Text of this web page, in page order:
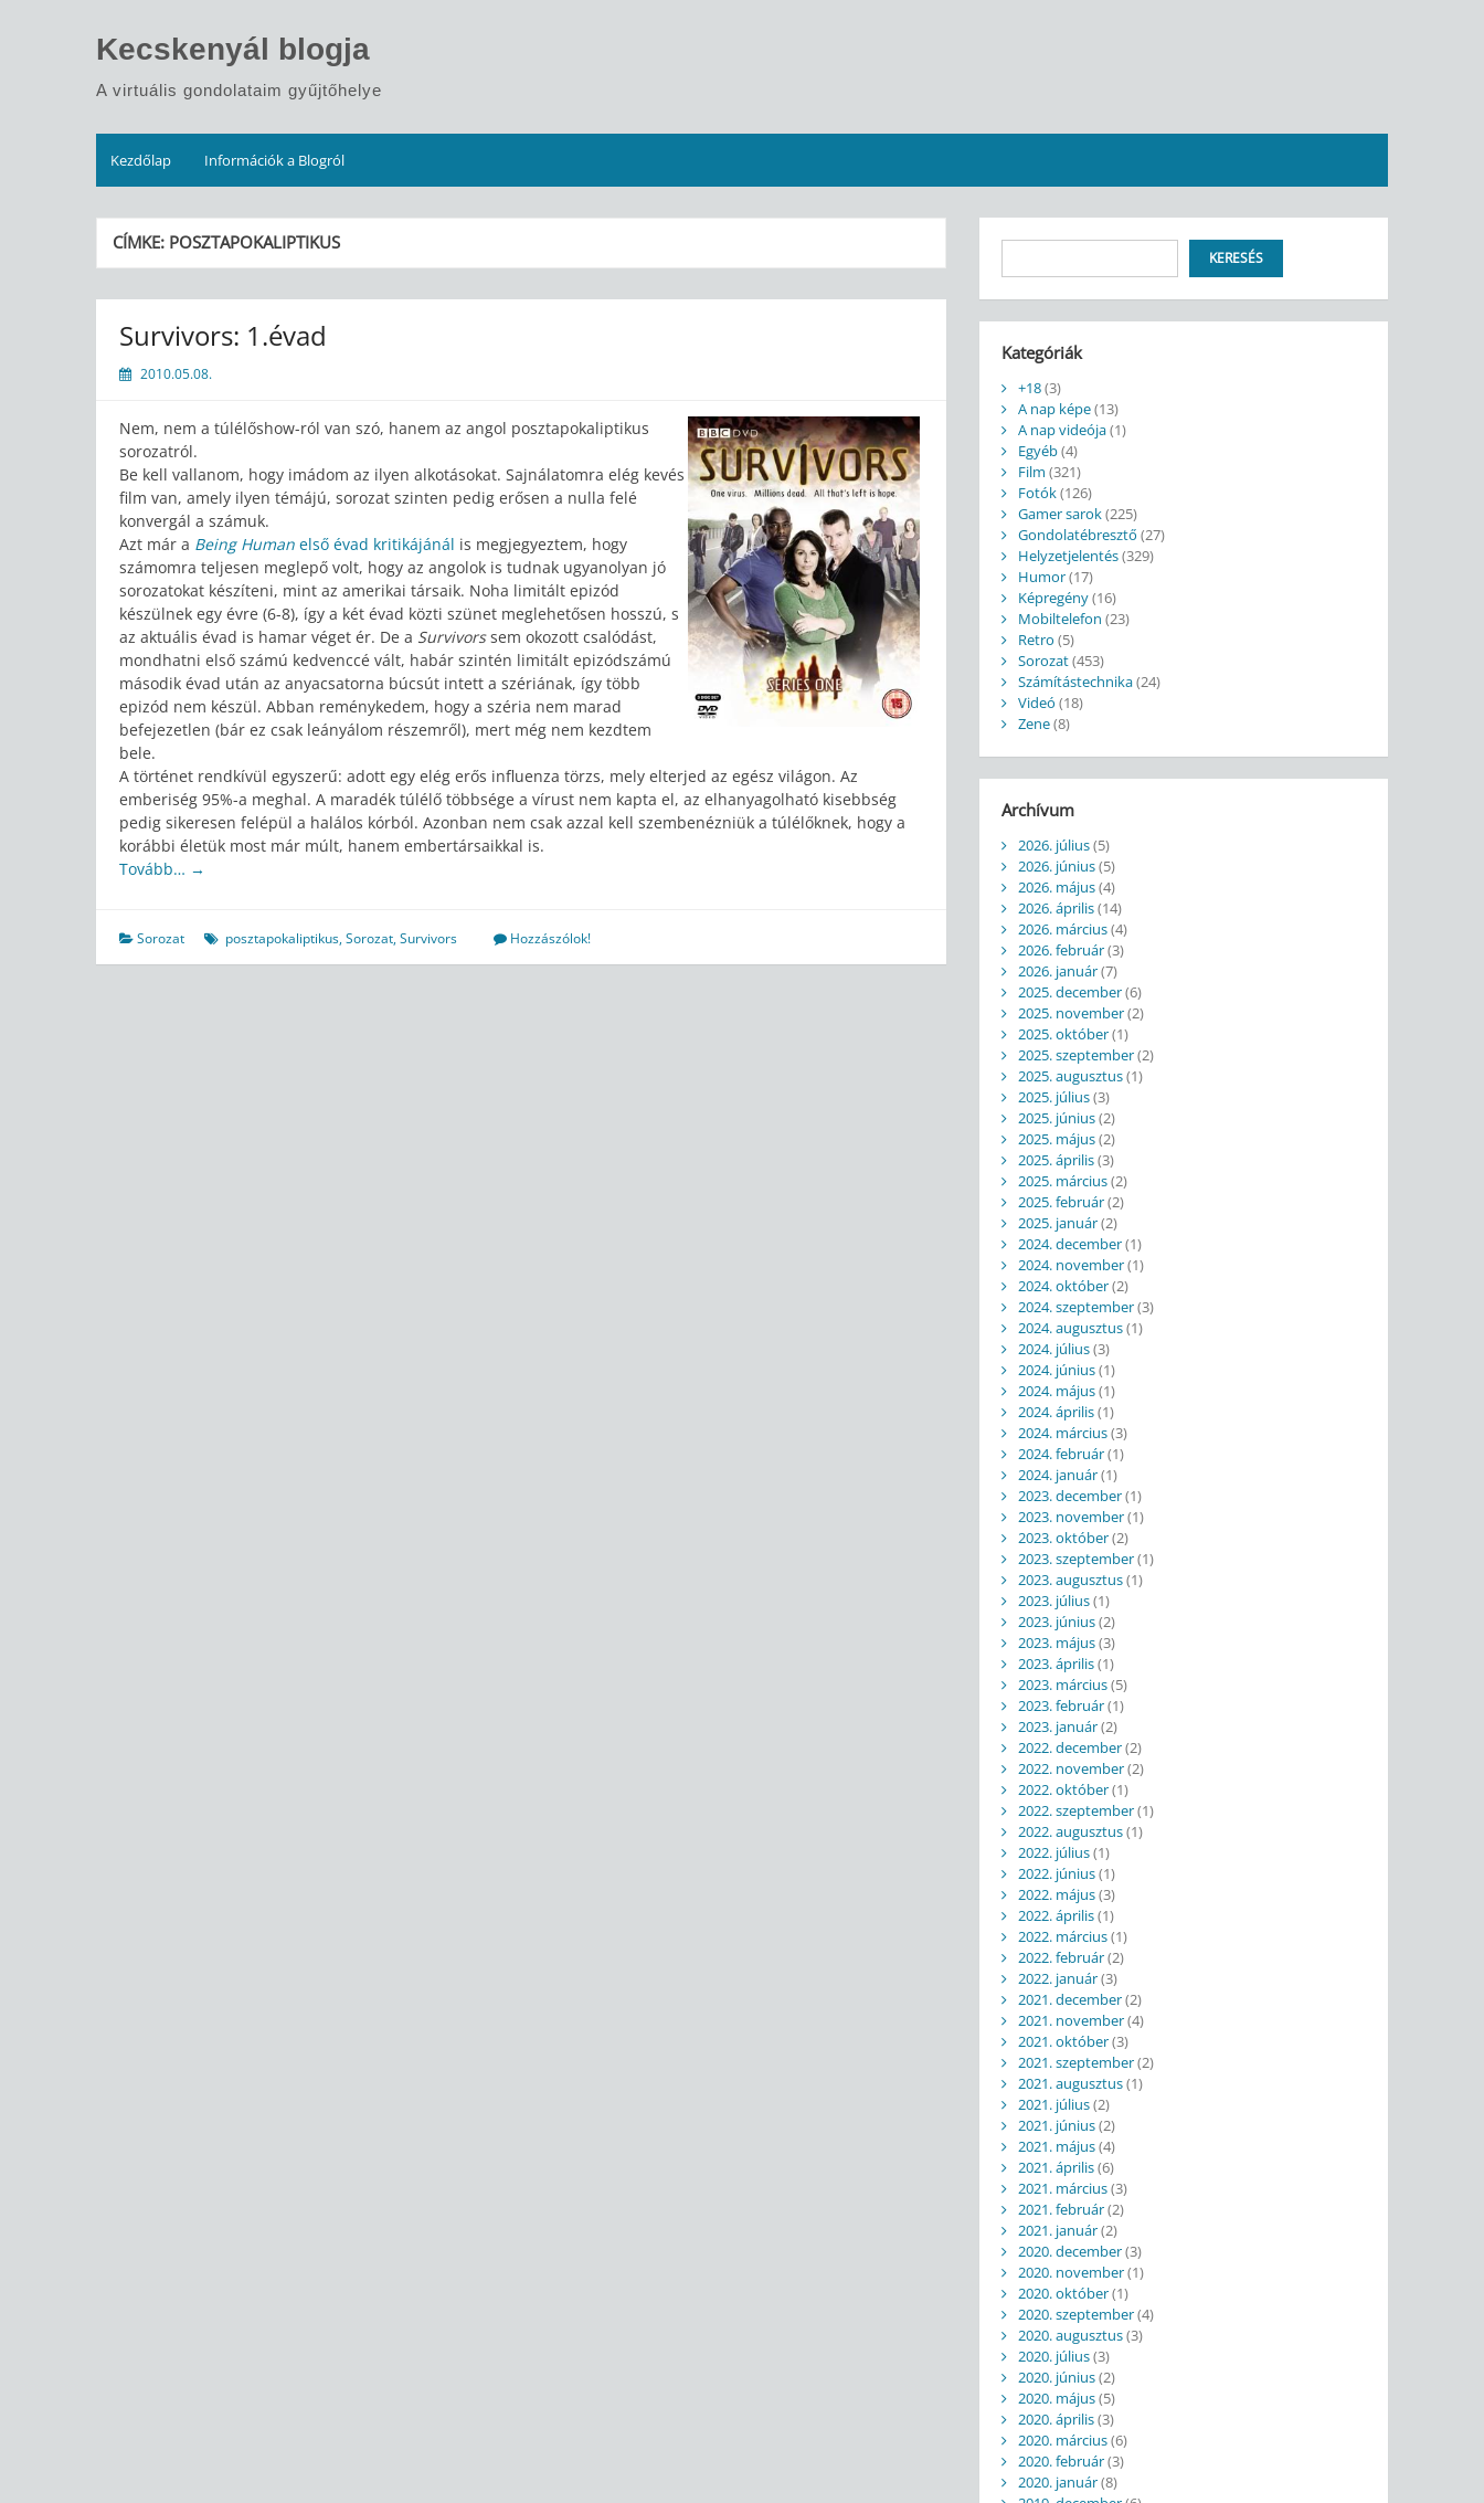
Kecskenyál blogja
A virtuális gondolataim gyűjtőhelye
Kezdőlap Információk a Blogról
CÍMKE: POSZTAPOKALIPTIKUS
Survivors: 1.évad
2010.05.08.
Nem, nem a túlélőshow-ról van szó, hanem az angol posztapokaliptikus
sorozatról.
Be kell vallanom, hogy imádom az ilyen alkotásokat. Sajnálatomra elég kevés
film van, amely ilyen témájú, sorozat szinten pedig erősen a nulla felé
konvergál a számuk.
Azt már a Being Human első évad kritikájánál is megjegyeztem, hogy
számomra teljesen meglepő volt, hogy az angolok is tudnak ugyanolyan jó
sorozatokat készíteni, mint az amerikai társaik. Noha limitált epizód
készülnek egy évre (6-8), így a két évad közti szünet meglehetősen hosszú, s
az aktuális évad is hamar véget ér. De a Survivorssem okozott csalódást,
mondhatni első számú kedvenccé vált, habár szintén limitált epizódszámú
második évad után az anyacsatorna búcsút intett a szériának, így több
epizód nem készül. Abban reménykedem, hogy a széria nem marad
befejezetlen (bár ez csak leányálom részemről), mert még nem kezdtem
bele.
A történet rendkívül egyszerű: adott egy elég erős influenza törzs, mely elterjed az egész világon. Az
emberiség 95%-a meghal. A maradék túlélő többsége a vírust nem kapta el, az elhanyagolható kisebbség
pedig sikeresen felépül a halálos kórból. Azonban nem csak azzal kell szembenézniük a túlélőknek, hogy a
korábbi életük most már múlt, hanem embertársaikkal is.
Tovább… →
Sorozat posztapokaliptikus,Sorozat,Survivors Hozzászólok!
KERESÉS
Kategóriák
+18(3)
A nap képe(13)
A nap videója(1)
Egyéb(4)
Film (321)
Fotók(126)
Gamer sarok(225)
Gondolatébresztő (27)
Helyzetjelentés(329)
Humor(17)
Képregény(16)
Mobiltelefon (23)
Retro (5)
Sorozat(453)
Számítástechnika(24)
Videó (18)
Zene(8)
Archívum
2026. július(5)
2026. június(5)
2026. május(4)
2026. április(14)
2026. március(4)
2026. február(3)
2026. január(7)
2025. december(6)
2025. november(2)
2025. október(1)
2025. szeptember(2)
2025. augusztus(1)
2025. július(3)
2025. június(2)
2025. május(2)
2025. április(3)
2025. március(2)
2025. február(2)
2025. január(2)
2024. december(1)
2024. november(1)
2024. október(2)
2024. szeptember(3)
2024. augusztus(1)
2024. július(3)
2024. június(1)
2024. május(1)
2024. április(1)
2024. március(3)
2024. február(1)
2024. január(1)
2023. december(1)
2023. november(1)
2023. október(2)
2023. szeptember(1)
2023. augusztus(1)
2023. július(1)
2023. június(2)
2023. május(3)
2023. április(1)
2023. március(5)
2023. február(1)
2023. január(2)
2022. december(2)
2022. november(2)
2022. október(1)
2022. szeptember(1)
2022. augusztus(1)
2022. július(1)
2022. június(1)
2022. május(3)
2022. április(1)
2022. március(1)
2022. február(2)
2022. január(3)
2021. december(2)
2021. november(4)
2021. október(3)
2021. szeptember(2)
2021. augusztus(1)
2021. július(2)
2021. június(2)
2021. május(4)
2021. április(6)
2021. március(3)
2021. február(2)
2021. január(2)
2020. december(3)
2020. november(1)
2020. október(1)
2020. szeptember(4)
2020. augusztus(3)
2020. július(3)
2020. június(2)
2020. május(5)
2020. április(3)
2020. március(6)
2020. február(3)
2020. január(8)